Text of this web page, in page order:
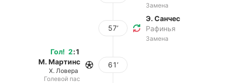
Замена
57’
Э. Санчес
Рафинья
Замена
Гол! 2:1
М. Мартинс
Х. Ловера
Голевой пас
61’